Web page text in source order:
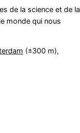
de la science et de la
monde qui nous
(±300 m),